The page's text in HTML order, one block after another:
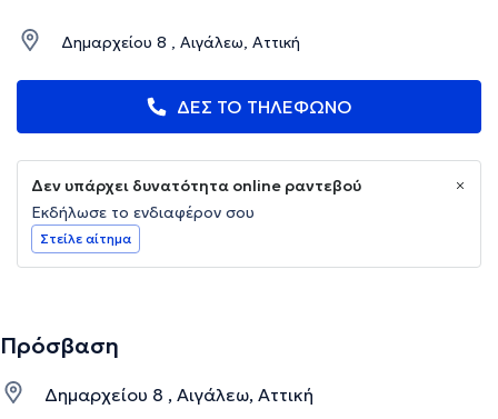
Δημαρχείου 8 , Αιγάλεω, Αττική
ΔΕΣ ΤΟ ΤΗΛΕΦΩΝΟ
Δεν υπάρχει δυνατότητα online ραντεβού
Εκδήλωσε το ενδιαφέρον σου
Στείλε αίτημα
Πρόσβαση
Δημαρχείου 8 , Αιγάλεω, Αττική